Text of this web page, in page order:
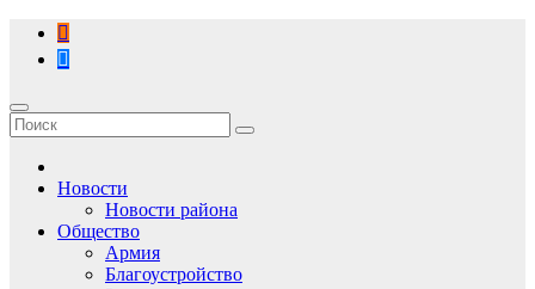
Перейти
содержимому
Новости
Новости района
Общество
Армия
Благоустройство